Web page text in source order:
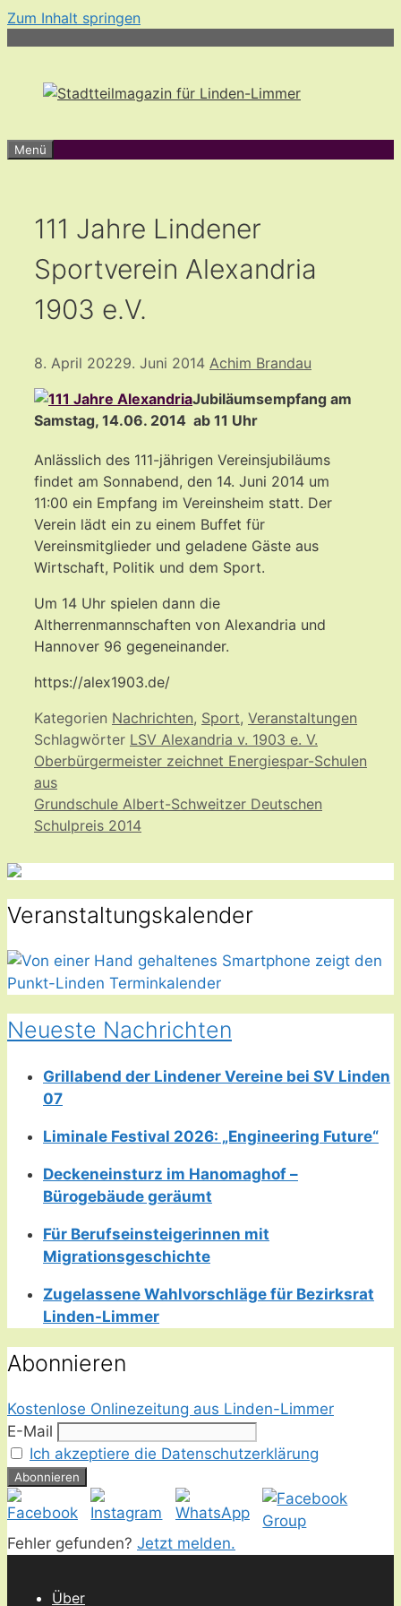
Zum Inhalt springen
Menü
111 Jahre Lindener
Sportverein Alexandria
1903 e.V.
8. April 20229. Juni 2014 Achim Brandau
Jubiläumsempfang am
Samstag, 14.06. 2014 ab 11 Uhr
Anlässlich des 111-jährigen Vereinsjubiläums
findet am Sonnabend, den 14. Juni 2014 um
11:00 ein Empfang im Vereinsheim statt. Der
Verein lädt ein zu einem Buffet für
Vereinsmitglieder und geladene Gäste aus
Wirtschaft, Politik und dem Sport.
Um 14 Uhr spielen dann die
Altherrenmannschaften von Alexandria und
Hannover 96 gegeneinander.
https://alex1903.de/
Kategorien Nachrichten, Sport, Veranstaltungen
Schlagwörter LSV Alexandria v. 1903 e. V.
Oberbürgermeister zeichnet Energiespar-Schulen
aus
Grundschule Albert-Schweitzer Deutschen
Schulpreis 2014
Veranstaltungskalender
Neueste Nachrichten
Grillabend der Lindener Vereine bei SV Linden
07
Liminale Festival 2026: „Engineering Future“
Deckeneinsturz im Hanomaghof –
Bürogebäude geräumt
Für Berufseinsteigerinnen mit
Migrationsgeschichte
Zugelassene Wahlvorschläge für Bezirksrat
Linden-Limmer
Abonnieren
Kostenlose Onlinezeitung aus Linden-Limmer
E-Mail
Ich akzeptiere die Datenschutzerklärung
Fehler gefunden? Jetzt melden.
Über